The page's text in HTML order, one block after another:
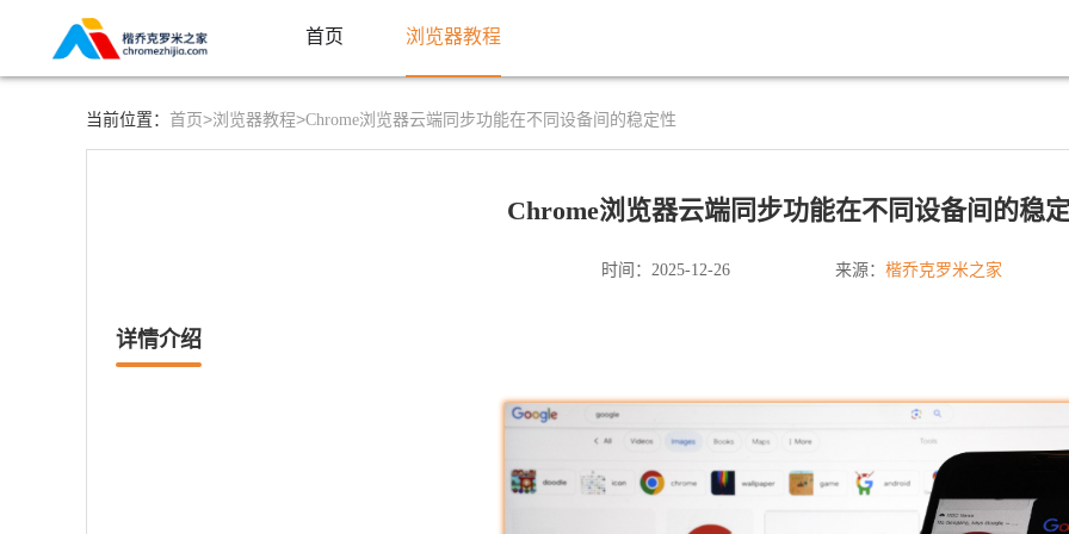
首页 浏览器教程
当前位置： 首页>浏览器教程>Chrome浏览器云端同步功能在不同设备间的稳定性
Chrome浏览器云端同步功能在不同设备间的稳
时间：2025-12-26 来源： 楷乔克罗米之家
详情介绍